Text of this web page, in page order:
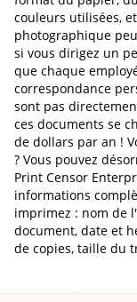
couleurs utilisées,
photographique
si vous dirigez un
que chaque
correspondance
sont pas
ces documents se
de dollars par an !
? Vous pouvez
Print Censor
informations
imprimez : nom de
document, date et
de copies, taille du